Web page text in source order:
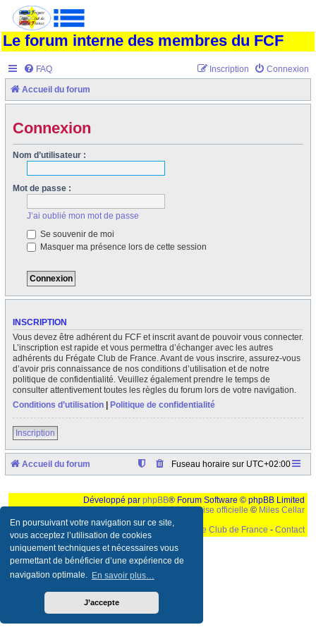
En poursuivant votre navigation sur ce site,
vous acceptez l’utilisation de cookies
uniquement techniques et nécessaires vous
permettant de bénéficier d’une expérience de
navigation optimale. En savoir plus…
J’accepte
Le forum interne des membres du FCF
FAQ Connexion
Inscription
Accueil du forum
Connexion
Nom d’utilisateur :
Mot de passe :
J’ai oublié mon mot de passe
Se souvenir de moi
Masquer ma présence lors de cette session
INSCRIPTION
Vous devez être adhérent du FCF et inscrit avant de pouvoir vous connecter.
L’inscription est rapide et vous permettra d’échanger avec les autres
adhérents du Frégate Club de France. Avant de vous inscrire, assurez-vous
d’avoir pris connaissance de nos conditions d’utilisation et de notre
politique de confidentialité. Veuillez également prendre le temps de
consulter attentivement toutes les règles du forum lors de votre navigation.
Conditions d’utilisation
Politique de confidentialité
Inscription
Accueil du forum Fuseau horaire sur UTC+02:00
Développé par phpBB® Forum Software © phpBB Limited
Traduction française officielle © Miles Cellar
Le Frégate Club de France - Contact
Ceci est un texte de remplissage qui n'a pour but que forcer l'elargissement de la div page...
Ben oui, quand on veut pas d'un "site optimise pour une resolution de 1024x768 et
parametres d'affichage pas defaut de votre navigateur" faut bien trouver des paliatifs !